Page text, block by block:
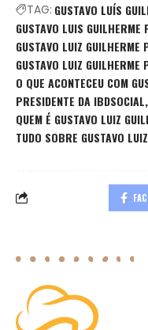
TAG: GUSTAVO LUÍS
GUSTAVO LUIS GUILHERME
GUSTAVO LUIZ GUILHERME
GUSTAVO LUIZ
O QUE ACONTECEU COM
PRESIDENTE DA IBDSOCIAL
QUEM É GUSTAVO LUIZ
TUDO SOBRE GUSTAVO